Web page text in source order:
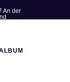
An der